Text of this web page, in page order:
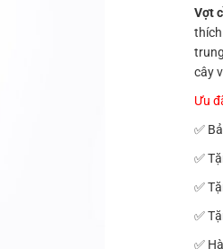
là:
tại
là:
Vợt
cây
Ưu
✅
✅
✅
✅
✅